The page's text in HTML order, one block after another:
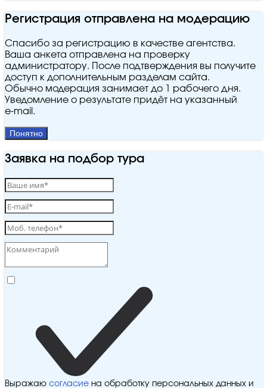
Регистрация отправлена на модерацию
Спасибо за регистрацию в качестве агентства.
Ваша анкета отправлена на проверку
администратору. После подтверждения вы получите
доступ к дополнительным разделам сайта.
Обычно модерация занимает до 1 рабочего дня.
Уведомление о результате придёт на указанный
e‑mail.
Понятно
Заявка на подбор тура
Выражаю согласие на обработку персональных данных и